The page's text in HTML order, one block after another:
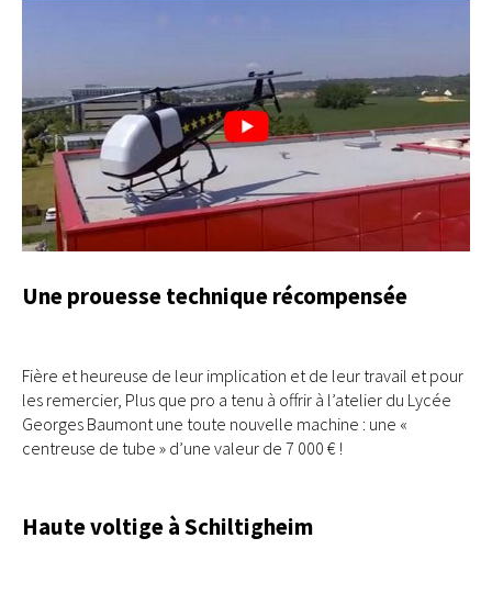
Une prouesse technique récompensée
Fière et heureuse de leur implication et de leur travail et pour
les remercier, Plus que pro a tenu à offrir à l’atelier du Lycée
Georges Baumont une toute nouvelle machine : une «
centreuse de tube » d’une valeur de 7 000 € !
Haute voltige à Schiltigheim